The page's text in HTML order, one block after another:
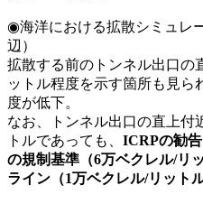
◉海洋における拡散シミュレ
辺）
拡散する前のトンネル出口の
ットル程度を示す箇所も見ら
度が低下。
なお、トンネル出口の直上付
トルであっても、 ICRPの勧
の規制基準（6万ベクレル/リ
ライン（1万ベクレル/リット